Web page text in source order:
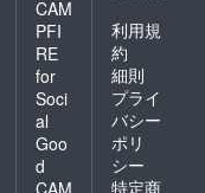
CAM
PFI
RE
for
Soci
al
Goo
d
利用規
約
細則
プライ
バシー
ポリ
シー
特定商